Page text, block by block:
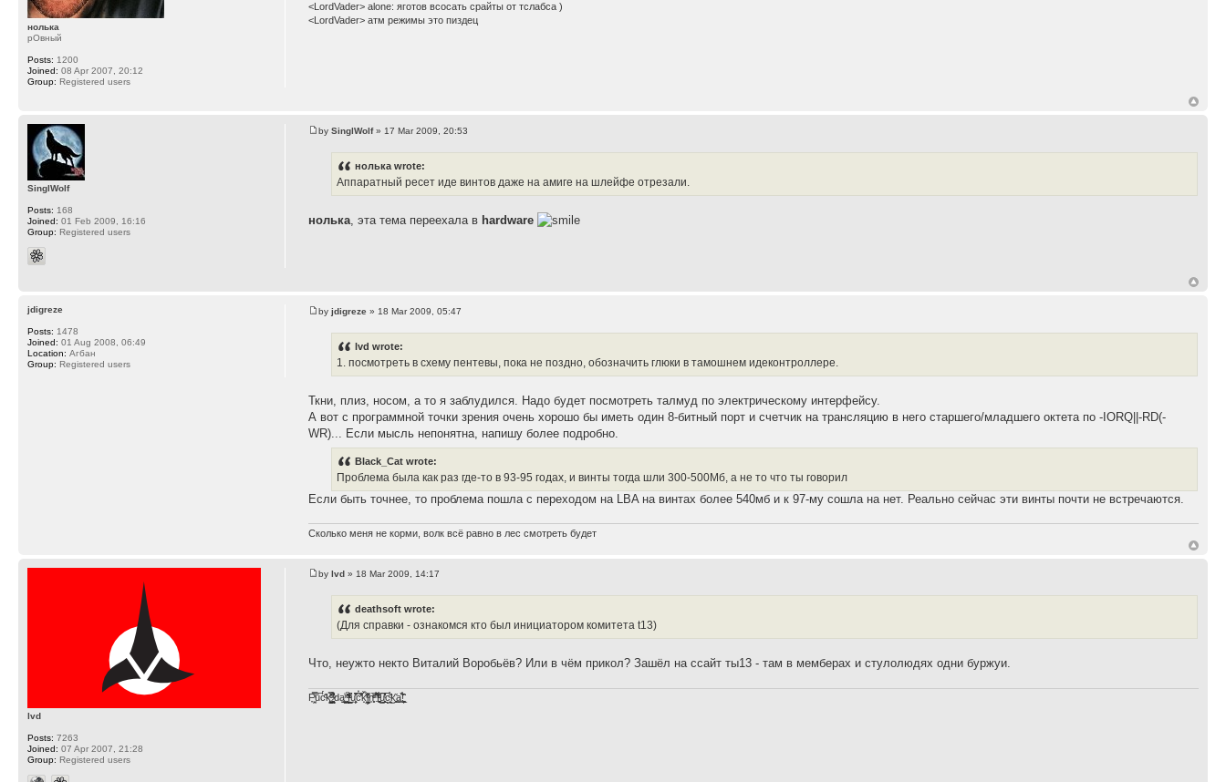
<LordVader> alone: яготов всосать срайты от тслабса )
<LordVader> атм режимы это пиздец
нолька
рОвный
Posts: 1200
Joined: 08 Apr 2007, 20:12
Group: Registered users
bySinglWolf» 17 Mar 2009, 20:53
нолька wrote:
Аппаратный ресет иде винтов даже на амиге на шлейфе отрезали.
нолька , эта тема переехала в hardware
SinglWolf
Posts: 168
Joined: 01 Feb 2009, 16:16
Group: Registered users
byjdigreze » 18 Mar 2009, 05:47
lvd wrote:
1. посмотреть в схему пентевы, пока не поздно, обозначить глюки в тамошнем идеконтроллере.
Ткни, плиз, носом, а то я заблудился. Надо будет посмотреть талмуд по электрическому интерфейсу.
А вот с программной точки зрения очень хорошо бы иметь один 8-битный порт и счетчик на трансляцию в него старшего/младшего октета по -IORQ||-RD(-
WR)... Если мысль непонятна, напишу более подробно.
Black_Cat wrote:
Проблема была как раз где-то в 93-95 годах, и винты тогда шли 300-500Мб, а не то что ты говорил
Если быть точнее, то проблема пошла с переходом на LBA на винтах более 540мб и к 97-му сошла на нет. Реально сейчас эти винты почти не встречаются.
Сколько меня не корми, волк всё равно в лес смотреть будет
jdigreze
Posts: 1478
Joined: 01 Aug 2008, 06:49
Location: Агбан
Group: Registered users
bylvd » 18 Mar 2009, 14:17
deathsoft wrote:
(Для справки - ознакомся кто был инициатором комитета t13)
Что, неужто некто Виталий Воробьёв? Или в чём прикол? Зашёл на ссайт ты13 - там в мемберах и стулолюдях одни буржуи.
F̞͖̭̿̔ͯu̐̅cͬ̑ͩk̨̤̳͇̮̭̪̠̽̿̓̆ͭͩ ̷̩̰͎̩͓̘̾̀ͬ̊ͭ͛ͅda̝̺͙̬͎̝̾͟ ̰̜̝̯͉̯̖̓̎́ͨ̽ͫ͟f̟͇̭̀ͬͨͭ̐̚u̹̼̹̗̞͑̔͂͐̚cͭ̅̊̆̒̆ǩ̝̩̯́ͥ̔̍̑ḭ͓͍̳̬ͦ̽͂n͍͎͈̈̅ͩͬ ̊ͫ̂̾̑̈́f̲͚͉͓͗̋́ͧͦ̅ȗ͇̲̻͈̲̅̎͗͒ͭ͡c̬̟̠̹̯̈́ͩ͘ͅk̫̠̻̋͜a̲͒̾̇!͙͕̺͉̗̩̲̂̏̄̀
lvd
Posts: 7263
Joined: 07 Apr 2007, 21:28
Group: Registered users